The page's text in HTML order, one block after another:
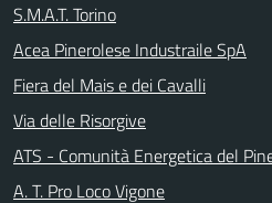
S.M.A.T. Torino
Acea Pinerolese Industraile SpA
Fiera del Mais e dei Cavalli
Via delle Risorgive
ATS - Comunità Energetica del
A. T. Pro Loco Vigone